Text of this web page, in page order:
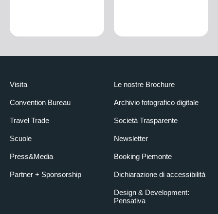
Visita
Convention Bureau
Travel Trade
Scuole
Press&Media
Partner + Sponsorship
Le nostre Brochure
Archivio fotografico digitale
Società Trasparente
Newsletter
Booking Piemonte
Dichiarazione di accessibilità
Design & Development:
Pensativa